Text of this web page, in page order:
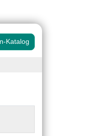
Katalog